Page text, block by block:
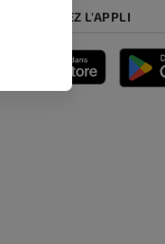
TÉLÉCHARGEZ L'APPLI